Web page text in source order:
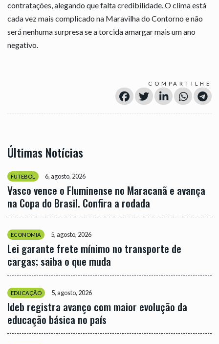
contratações, alegando que falta credibilidade. O clima está
cada vez mais complicado na Maravilha do Contorno e não
será nenhuma surpresa se a torcida amargar mais um ano
negativo.
COMPARTILHE
Últimas Notícias
FUTEBOL 6, agosto, 2026
Vasco vence o Fluminense no Maracanã e avança
na Copa do Brasil. Confira a rodada
ECONOMIA 5, agosto, 2026
Lei garante frete mínimo no transporte de
cargas; saiba o que muda
EDUCAÇÃO 5, agosto, 2026
Ideb registra avanço com maior evolução da
educação básica no país